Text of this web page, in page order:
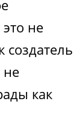
не
создатель
не
как